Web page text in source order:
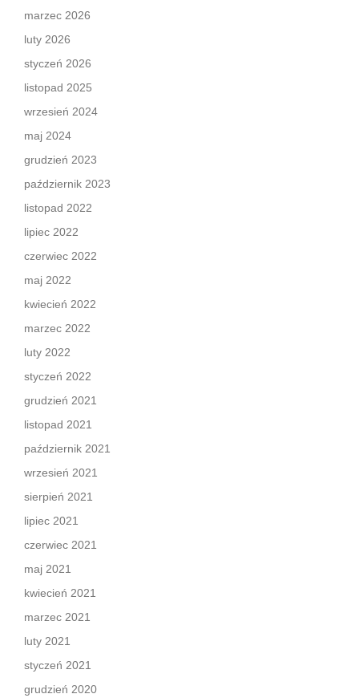
marzec 2026
luty 2026
styczeń 2026
listopad 2025
wrzesień 2024
maj 2024
grudzień 2023
październik 2023
listopad 2022
lipiec 2022
czerwiec 2022
maj 2022
kwiecień 2022
marzec 2022
luty 2022
styczeń 2022
grudzień 2021
listopad 2021
październik 2021
wrzesień 2021
sierpień 2021
lipiec 2021
czerwiec 2021
maj 2021
kwiecień 2021
marzec 2021
luty 2021
styczeń 2021
grudzień 2020